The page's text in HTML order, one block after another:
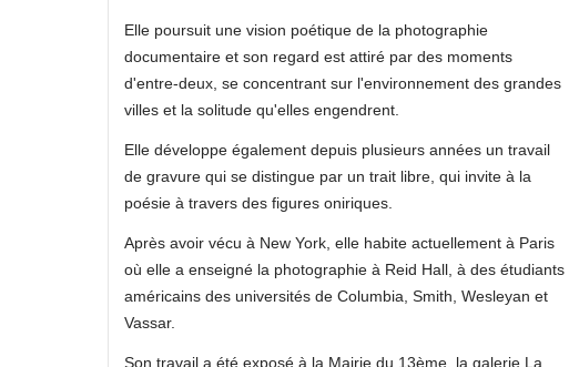
Elle poursuit une vision poétique de la photographie
documentaire et son regard est attiré par des moments
d'entre-deux, se concentrant sur l'environnement des grandes
villes et la solitude qu'elles engendrent.
Elle développe également depuis plusieurs années un travail
de gravure qui se distingue par un trait libre, qui invite à la
poésie à travers des figures oniriques.
Après avoir vécu à New York, elle habite actuellement à Paris
où elle a enseigné la photographie à Reid Hall, à des étudiants
américains des universités de Columbia, Smith, Wesleyan et
Vassar.
Son travail a été exposé à la Mairie du 13ème, la galerie La